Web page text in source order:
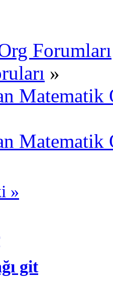
Forumları
»
Matematik
Matematik
»
git